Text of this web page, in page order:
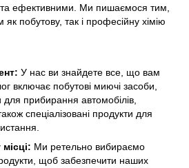
ефективними. Ми пишаємося тим,
побутову, так і професійну хімію
У нас ви знайдете все, що вам
включає побутові миючі засоби,
прибирання автомобілів,
спеціалізовані продукти для
Ми ретельно вибираємо
щоб забезпечити наших